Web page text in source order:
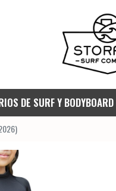
DE SURF Y BODYBOARD